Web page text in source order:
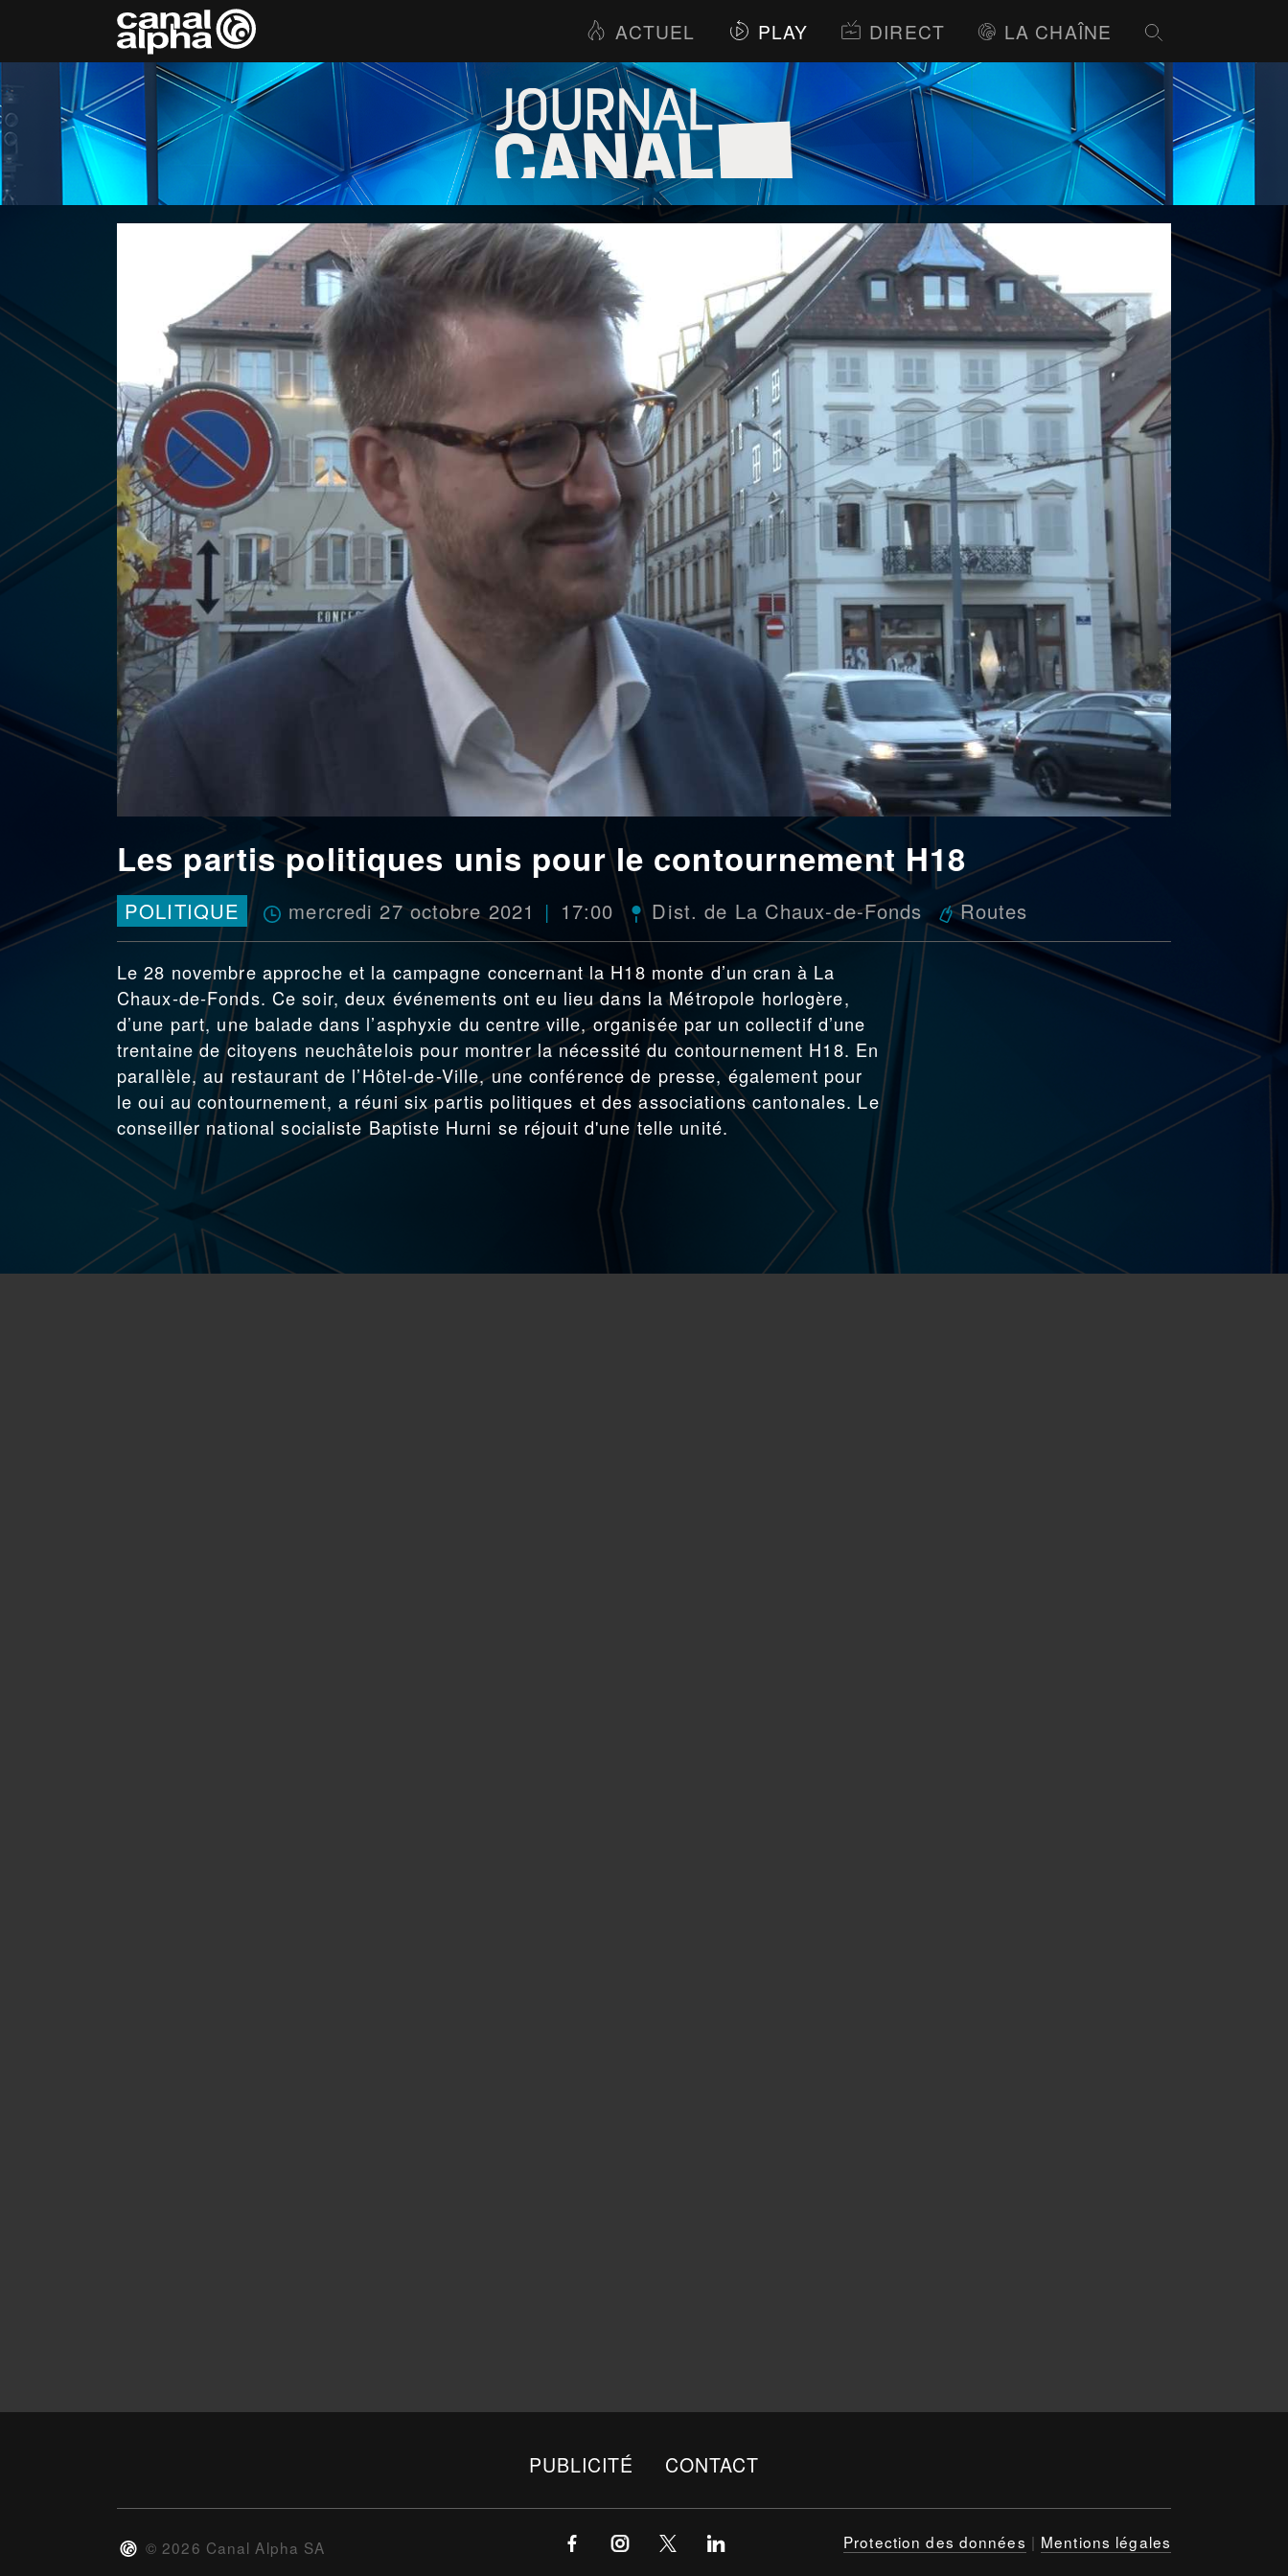
ACTUEL PLAY DIRECT LA CHAÎNE
Les partis politiques unis pour le contournement H18
POLITIQUE mercredi 27 octobre 2021 17:00 Dist. de La Chaux-de-Fonds Routes
Le 28 novembre approche et la campagne concernant la H18 monte d’un cran à La
Chaux-de-Fonds. Ce soir, deux événements ont eu lieu dans la Métropole horlogère,
d’une part, une balade dans l’asphyxie du centre ville, organisée par un collectif d’une
trentaine de citoyens neuchâtelois pour montrer la nécessité du contournement H18. En
parallèle, au restaurant de l’Hôtel-de-Ville, une conférence de presse, également pour
le oui au contournement, a réuni six partis politiques et des associations cantonales. Le
conseiller national socialiste Baptiste Hurni se réjouit d'une telle unité.
PUBLICITÉ CONTACT
© 2026 Canal Alpha SA Protection des données | Mentions légales